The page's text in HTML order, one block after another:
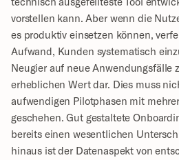
vorstellen kann. Aber wenn die
es produktiv einsetzen können,
Aufwand, Kunden systematisch
Neugier auf neue Anwendungsfälle
erheblichen Wert dar. Dies muss
aufwendigen Pilotphasen mit
geschehen. Gut gestaltete
bereits einen wesentlichen
hinaus ist der Datenaspekt von